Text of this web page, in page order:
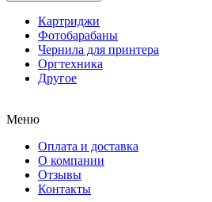
Картриджи
Фотобарабаны
Чернила для принтера
Оргтехника
Другое
Меню
Оплата и доставка
О компании
Отзывы
Контакты